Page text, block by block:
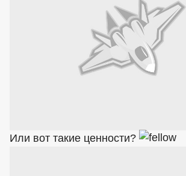
Или вот такие ценности?